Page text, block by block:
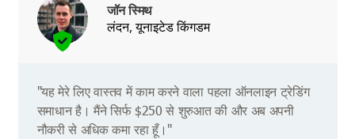
जॉन स्मिथ
लंदन, यूनाइटेड किंगडम
"यह मेरे लिए वास्तव में काम करने वाला पहला ऑनलाइन ट्रेडिंग
समाधान है। मैंने सिर्फ $250 से शुरुआत की और अब अपनी
नौकरी से अधिक कमा रहा हूँ।"